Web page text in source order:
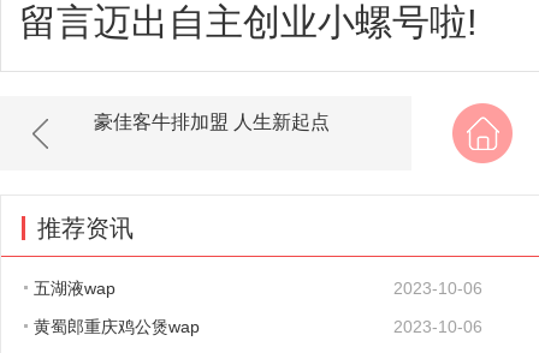
留言迈出自主创业小螺号啦!
豪佳客牛排加盟 人生新起点
推荐资讯
五湖液wap
2023-10-06
黄蜀郎重庆鸡公煲wap
2023-10-06